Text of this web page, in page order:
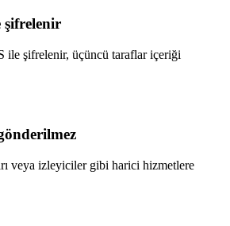
şifrelenir
ile şifrelenir, üçüncü taraflar içeriği
veya izleyiciler gibi harici hizmetlere